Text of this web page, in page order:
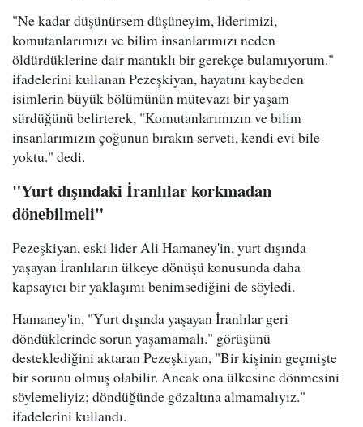
"Ne kadar düşünürsem düşüneyim, liderimizi,
komutanlarımızı ve bilim insanlarımızı neden
öldürdüklerine dair mantıklı bir gerekçe bulamıyorum."
ifadelerini kullanan Pezeşkiyan, hayatını kaybeden
isimlerin büyük bölümünün mütevazı bir yaşam
sürdüğünü belirterek, "Komutanlarımızın ve bilim
insanlarımızın çoğunun bırakın serveti, kendi evi bile
yoktu." dedi.
"Yurt dışındaki İranlılar korkmadan
dönebilmeli"
Pezeşkiyan, eski lider Ali Hamaney'in, yurt dışında
yaşayan İranlıların ülkeye dönüşü konusunda daha
kapsayıcı bir yaklaşımı benimsediğini de söyledi.
Hamaney'in, "Yurt dışında yaşayan İranlılar geri
döndüklerinde sorun yaşamamalı." görüşünü
desteklediğini aktaran Pezeşkiyan, "Bir kişinin geçmişte
bir sorunu olmuş olabilir. Ancak ona ülkesine dönmesini
söylemeliyiz; döndüğünde gözaltına almamalıyız."
ifadelerini kullandı.